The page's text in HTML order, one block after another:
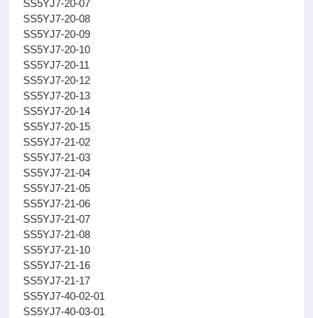
SS5YJ7-20-07
SS5YJ7-20-08
SS5YJ7-20-09
SS5YJ7-20-10
SS5YJ7-20-11
SS5YJ7-20-12
SS5YJ7-20-13
SS5YJ7-20-14
SS5YJ7-20-15
SS5YJ7-21-02
SS5YJ7-21-03
SS5YJ7-21-04
SS5YJ7-21-05
SS5YJ7-21-06
SS5YJ7-21-07
SS5YJ7-21-08
SS5YJ7-21-10
SS5YJ7-21-16
SS5YJ7-21-17
SS5YJ7-40-02-01
SS5YJ7-40-03-01